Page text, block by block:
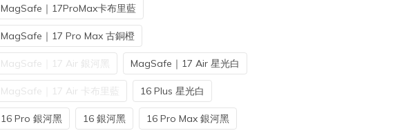
MagSafe｜17ProMax卡布里藍
MagSafe｜17 Pro Max 古銅橙
MagSafe｜17 Air 銀河黑 MagSafe｜17 Air 星光白
MagSafe｜17 Air 卡布里藍 16 Plus 星光白
16 Pro 銀河黑 16 銀河黑 16 Pro Max 銀河黑